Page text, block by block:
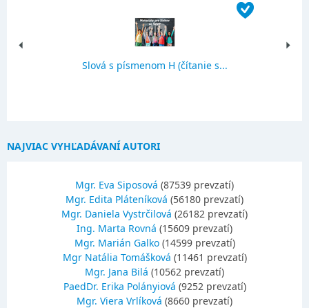
Slová s písmenom H (čítanie s...
NAJVIAC VYHĽADÁVANÍ AUTORI
Mgr. Eva Siposová (87539 prevzatí)
Mgr. Edita Pláteníková (56180 prevzatí)
Mgr. Daniela Vystrčilová (26182 prevzatí)
Ing. Marta Rovná (15609 prevzatí)
Mgr. Marián Galko(14599 prevzatí)
Mgr Natália Tomášková (11461 prevzatí)
Mgr. Jana Bilá (10562 prevzatí)
PaedDr. Erika Polányiová (9252 prevzatí)
Mgr. Viera Vrlíková (8660 prevzatí)